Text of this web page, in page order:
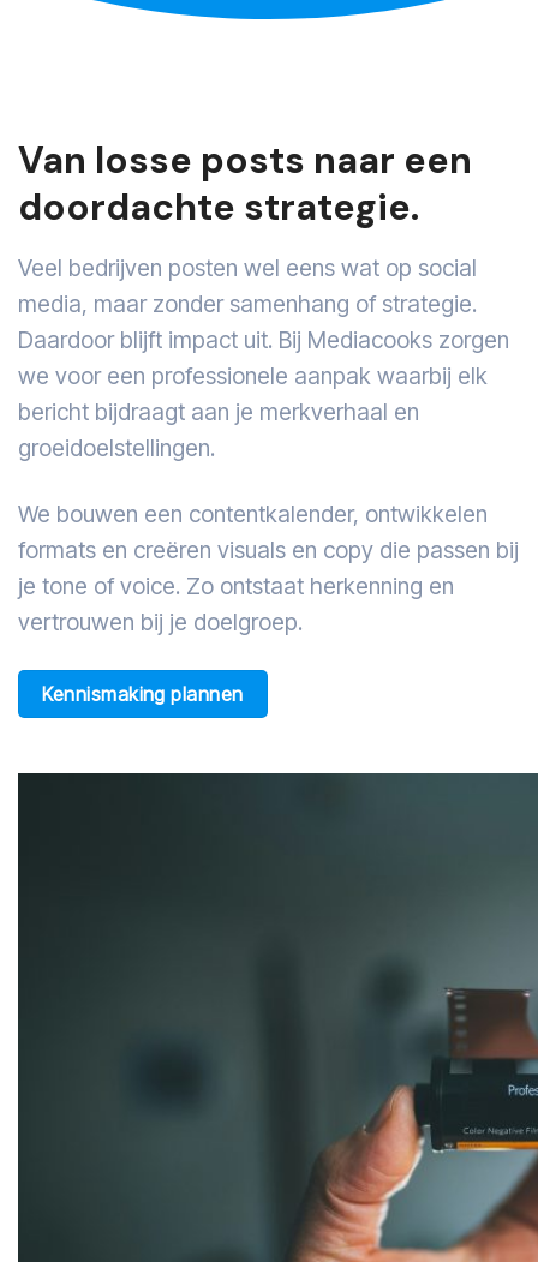
Van losse posts naar een
doordachte strategie.
Veel bedrijven posten wel eens wat op social
media, maar zonder samenhang of strategie.
Daardoor blijft impact uit. Bij Mediacooks zorgen
we voor een professionele aanpak waarbij elk
bericht bijdraagt aan je merkverhaal en
groeidoelstellingen.
We bouwen een contentkalender, ontwikkelen
formats en creëren visuals en copy die passen bij
je tone of voice. Zo ontstaat herkenning en
vertrouwen bij je doelgroep.
Kennismaking plannen